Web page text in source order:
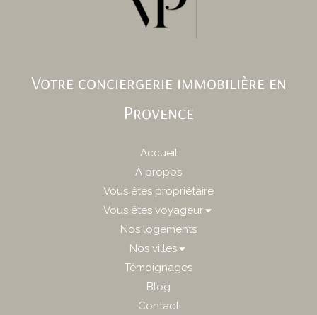
Votre conciergerie immobilière en
Provence
Accueil
À propos
Vous êtes propriétaire
Vous êtes voyageur
Nos logements
Nos villes
Témoignages
Blog
Contact